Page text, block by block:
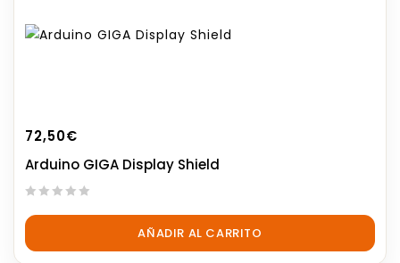
72,50€
Arduino GIGA Display Shield
out
5
AÑADIR AL CARRITO